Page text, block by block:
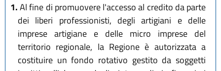
1.Al fine di promuovere l'accesso al credito da parte
dei liberi professionisti, degli artigiani e delle
imprese artigiane e delle micro imprese del
territorio regionale, la Regione è autorizzata a
costituire un fondo rotativo gestito da soggetti